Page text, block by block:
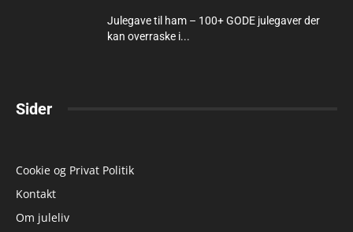
Julegave til ham – 100+ GODE julegaver der
kan overraske i...
Sider
Cookie og Privat Politik
Kontakt
Om juleliv